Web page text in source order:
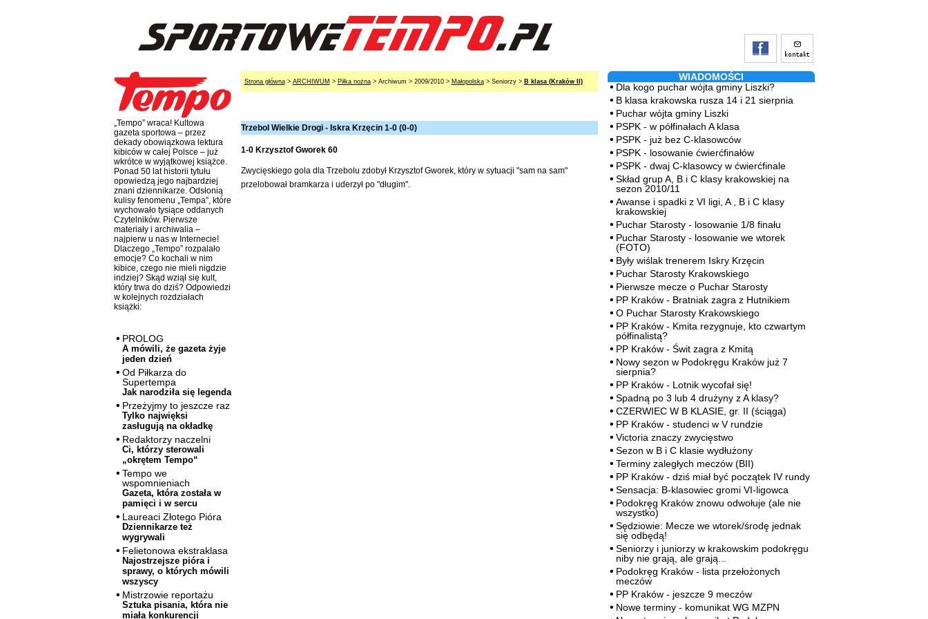
„Tempo” wraca! Kultowa
gazeta sportowa – przez
dekady obowiązkowa lektura
kibiców w całej Polsce – już
wkrótce w wyjątkowej książce.
Ponad 50 lat historii tytułu
opowiedzą jego najbardziej
znani dziennikarze. Odsłonią
kulisy fenomenu „Tempa”, które
wychowało tysiące oddanych
Czytelników. Pierwsze
materiały i archiwalia –
najpierw u nas w Internecie!
Dlaczego „Tempo” rozpalało
emocje? Co kochali w nim
kibice, czego nie mieli nigdzie
indziej? Skąd wziął się kult,
który trwa do dziś? Odpowiedzi
w kolejnych rozdziałach
książki:
PROLOG
A mówili, że gazeta żyje
jeden dzień
Od Piłkarza do
Supertempa
Jak narodziła się legenda
Przeżyjmy to jeszcze raz
Tylko najwięksi
zasługują na okładkę
Redaktorzy naczelni
Ci, którzy sterowali
„okrętem Tempo“
Tempo we
wspomnieniach
Gazeta, która została w
pamięci i w sercu
Laureaci Złotego Pióra
Dziennikarze też
wygrywali
Felietonowa ekstraklasa
Najostrzejsze pióra i
sprawy, o których mówili
wszyscy
Mistrzowie reportażu
Sztuka pisania, która nie
miała konkurencji
Strona główna> ARCHIWUM > Piłka nożna> Archiwum > 2009/2010 > Małopolska> Seniorzy > B klasa (Kraków II)
Trzebol Wielkie Drogi - Iskra Krzęcin 1-0 (0-0)
1-0 Krzysztof Gworek 60
Zwycięskiego gola dla Trzebolu zdobył Krzysztof Gworek, który w sytuacji "sam na sam"
przelobował bramkarza i uderzył po "długim".
WIADOMOŚCI
Dla kogo puchar wójta gminy Liszki?
B klasa krakowska rusza 14 i 21 sierpnia
Puchar wójta gminy Liszki
PSPK - w półfinałach A klasa
PSPK - już bez C-klasowców
PSPK - losowanie ćwierćfinałów
PSPK - dwaj C-klasowcy w ćwierćfinale
Skład grup A, B i C klasy krakowskiej na
sezon 2010/11
Awanse i spadki z VI ligi, A , B i C klasy
krakowskiej
Puchar Starosty - losowanie 1/8 finału
Puchar Starosty - losowanie we wtorek
(FOTO)
Były wiślak trenerem Iskry Krzęcin
Puchar Starosty Krakowskiego
Pierwsze mecze o Puchar Starosty
PP Kraków - Bratniak zagra z Hutnikiem
O Puchar Starosty Krakowskiego
PP Kraków - Kmita rezygnuje, kto czwartym
półfinalistą?
PP Kraków - Świt zagra z Kmitą
Nowy sezon w Podokręgu Kraków już 7
sierpnia?
PP Kraków - Lotnik wycofał się!
Spadną po 3 lub 4 drużyny z A klasy?
CZERWIEC W B KLASIE, gr. II (ściąga)
PP Kraków - studenci w V rundzie
Victoria znaczy zwycięstwo
Sezon w B i C klasie wydłużony
Terminy zaległych meczów (BII)
PP Kraków - dziś miał być początek IV rundy
Sensacja: B-klasowiec gromi VI-ligowca
Podokręg Kraków znowu odwołuje (ale nie
wszystko)
Sędziowie: Mecze we wtorek/środę jednak
się odbędą!
Seniorzy i juniorzy w krakowskim podokręgu
niby nie grają, ale grają...
Podokręg Kraków - lista przełożonych
meczów
PP Kraków - jeszcze 9 meczów
Nowe terminy - komunikat WG MZPN